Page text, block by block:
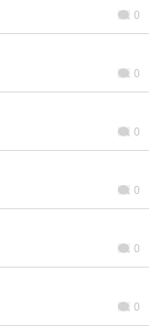
0
0
0
0
0
0